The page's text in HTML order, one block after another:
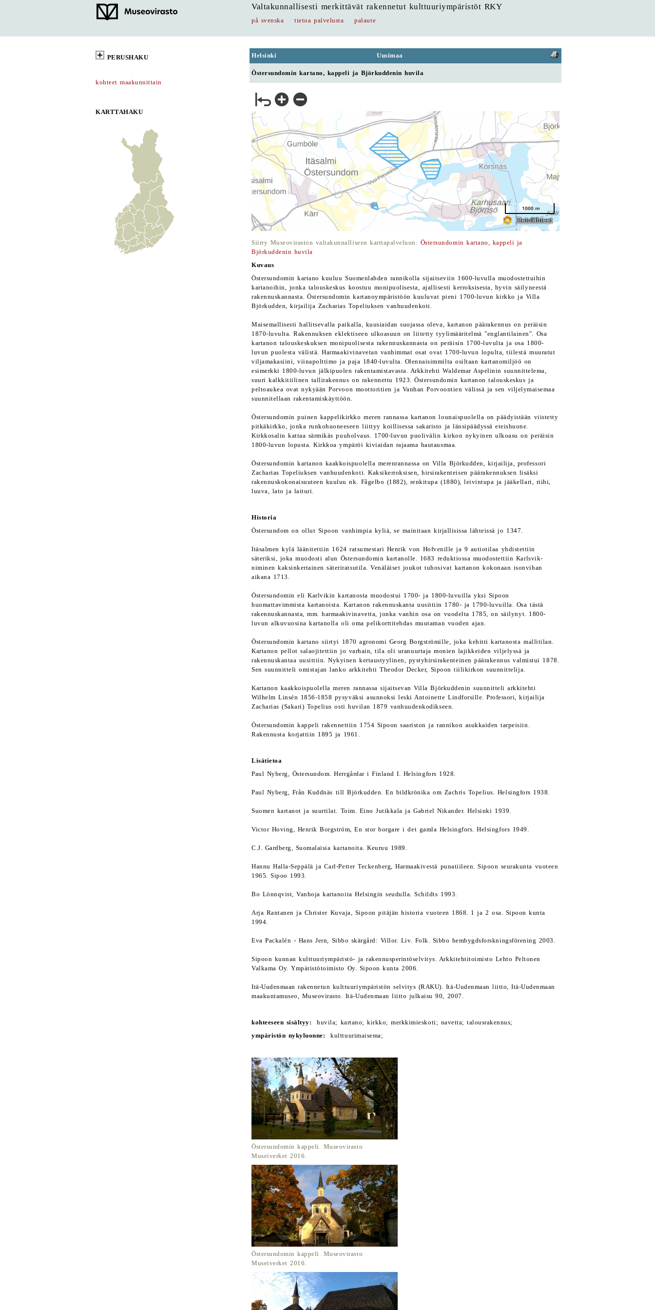
Valtakunnallisesti merkittävät rakennetut kulttuuriympäristöt RKY
på svenska tietoa palvelusta palaute
PERUSHAKU
kohteet maakunnittain
KARTTAHAKU
Helsinki Uusimaa
Östersundomin kartano, kappeli ja Björkuddenin huvila
Siirry Museoviraston valtakunnalliseen karttapalveluun: Östersundomin kartano, kappeli ja
Björkuddenin huvila
Kuvaus
Östersundomin kartano kuuluu Suomenlahden rannikolla sijaitseviin 1600-luvulla muodostettuihin
kartanoihin, jonka talouskeskus koostuu monipuolisesta, ajallisesti kerroksisesta, hyvin säilyneestä
rakennuskannasta. Östersundomin kartanoympäristöön kuuluvat pieni 1700-luvun kirkko ja Villa
Björkudden, kirjailija Zacharias Topeliuksen vanhuudenkoti.
Maisemallisesti hallitsevalla paikalla, kuusiaidan suojassa oleva, kartanon päärakennus on peräisin
1870-luvulta. Rakennuksen eklektiseen ulkoasuun on liitetty tyylimääritelmä "englantilainen". Osa
kartanon talouskeskuksen monipuolisesta rakennuskannasta on peräisin 1700-luvulta ja osa 1800-
luvun puolesta välistä. Harmaakivinavetan vanhimmat osat ovat 1700-luvun lopulta, tiilestä muuratut
viljamakasiini, viinapolttimo ja paja 1840-luvulta. Olennaisimmilta osiltaan kartanomiljöö on
esimerkki 1800-luvun jälkipuolen rakentamistavasta. Arkkitehti Waldemar Aspelinin suunnittelema,
suuri kalkkitiilinen tallirakennus on rakennettu 1923. Östersundomin kartanon talouskeskus ja
peltoaukea ovat nykyään Porvoon moottoritien ja Vanhan Porvoontien välissä ja sen viljelymaisemaa
suunnitellaan rakentamiskäyttöön.
Östersundomin puinen kappelikirkko meren rannassa kartanon lounaispuolella on päädyistään viistetty
pitkäkirkko, jonka runkohuoneeseen liittyy koillisessa sakaristo ja länsipäädyssä eteishuone.
Kirkkosalin kattaa särmikäs puuholvaus. 1700-luvun puolivälin kirkon nykyinen ulkoasu on peräisin
1800-luvun lopusta. Kirkkoa ympäröi kiviaidan rajaama hautausmaa.
Östersundomin kartanon kaakkoispuolella merenrannassa on Villa Björkudden, kirjailija, professori
Zacharias Topeliuksen vanhuudenkoti. Kaksikerroksisen, hirsirakenteisen päärakennuksen lisäksi
rakennuskokonaisuuteen kuuluu nk. Fågelbo (1882), renkitupa (1880), leivintupa ja jääkellari, riihi,
luuva, lato ja laituri.
Historia
Östersundom on ollut Sipoon vanhimpia kyliä, se mainitaan kirjallisissa lähteissä jo 1347.
Itäsalmen kylä läänitettiin 1624 ratsumestari Henrik von Hofvenille ja 9 autiotilaa yhdistettiin
säteriksi, joka muodosti alun Östersundomin kartanolle. 1683 reduktiossa muodostettiin Karlsvik-
niminen kaksinkertainen säteriratsutila. Venäläiset joukot tuhosivat kartanon kokonaan isonvihan
aikana 1713.
Östersundomin eli Karlvikin kartanosta muodostui 1700- ja 1800-luvuilla yksi Sipoon
huomattavimmista kartanoista. Kartanon rakennuskanta uusittiin 1780- ja 1790-luvuilla. Osa tästä
rakennuskannasta, mm. harmaakivinavetta, jonka vanhin osa on vuodelta 1785, on säilynyt. 1800-
luvun alkuvuosina kartanolla oli oma pelikorttitehdas muutaman vuoden ajan.
Östersundomin kartano siirtyi 1870 agronomi Georg Borgströmille, joka kehitti kartanosta mallitilan.
Kartanon pellot salaojitettiin jo varhain, tila oli uranuurtaja monien lajikkeiden viljelyssä ja
rakennuskantaa uusittiin. Nykyinen kertaustyylinen, pystyhirsirakenteinen päärakennus valmistui 1878.
Sen suunnitteli omistajan lanko arkkitehti Theodor Decker, Sipoon tiilikirkon suunnittelija.
Kartanon kaakkoispuolella meren rannassa sijaitsevan Villa Björkuddenin suunnitteli arkkitehti
Wilhelm Linsén 1856-1858 pysyväksi asunnoksi leski Antoinette Lindforsille. Professori, kirjailija
Zacharias (Sakari) Topelius osti huvilan 1879 vanhuudenkodikseen.
Östersundomin kappeli rakennettiin 1754 Sipoon saariston ja rannikon asukkaiden tarpeisiin.
Rakennusta korjattiin 1895 ja 1961.
Lisätietoa
Paul Nyberg, Östersundom. Herrgårdar i Finland I. Helsingfors 1928.
Paul Nyberg, Från Kuddnäs till Björkudden. En bildkrönika om Zachris Topelius. Helsingfors 1938.
Suomen kartanot ja suurtilat. Toim. Eino Jutikkala ja Gabriel Nikander. Helsinki 1939.
Victor Hoving, Henrik Borgström, En stor borgare i det gamla Helsingfors. Helsingfors 1949.
C.J. Gardberg, Suomalaisia kartanoita. Keuruu 1989.
Hannu Halla-Seppälä ja Carl-Petter Teckenberg, Harmaakivestä punatiileen. Sipoon seurakunta vuoteen
1965. Sipoo 1993.
Bo Lönnqvist, Vanhoja kartanoita Helsingin seudulla. Schildts 1993.
Arja Rantanen ja Christer Kuvaja, Sipoon pitäjän historia vuoteen 1868. 1 ja 2 osa. Sipoon kunta
1994.
Eva Packalén - Hans Jern, Sibbo skärgård: Villor. Liv. Folk. Sibbo hembygdsforskningsförening 2003.
Sipoon kunnan kulttuuriympäristö- ja rakennusperintöselvitys. Arkkitehtitoimisto Lehto Peltonen
Valkama Oy. Ympäristötoimisto Oy. Sipoon kunta 2006.
Itä-Uudenmaan rakennetun kulttuuriympäristön selvitys (RAKU). Itä-Uudenmaan liitto, Itä-Uudenmaan
maakuntamuseo, Museovirasto. Itä-Uudenmaan liitto julkaisu 90, 2007.
kohteeseen sisältyy: huvila; kartano; kirkko; merkkimieskoti; navetta; talousrakennus;
ympäristön nykyluonne: kulttuurimaisema;
Östersundomin kappeli. Museovirasto
Museiverket 2016.
Östersundomin kappeli. Museovirasto
Museiverket 2016.